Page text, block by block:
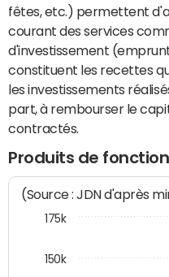
fêtes, etc.) permettent
courant des services
d'investissement
constituent les recettes
les investissements
part, à rembourser le
contractés.
Produits de
(Source : JDN d'après
150k
175k